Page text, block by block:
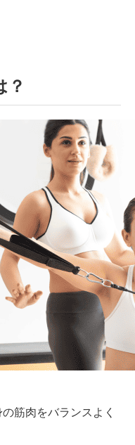
？
筋肉をバランスよく